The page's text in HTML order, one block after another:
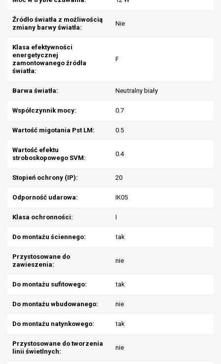
Źródło światła z możliwością
zmiany barwy światła:
Nie
Klasa efektywności
energetycznej
zamontowanego źródła
światła:
F
Barwa światła: Neutralny biały
Współczynnik mocy: 0.7
Wartość migotania Pst LM: 0.5
Wartość efektu
stroboskopowego SVM:
0.4
Stopień ochrony (IP): 20
Odporność udarowa: IK05
Klasa ochronności: I
Do montażu ściennego: tak
Przystosowane do
zawieszenia:
nie
Do montażu sufitowego: tak
Do montażu wbudowanego: nie
Do montażu natynkowego: tak
Przystosowane do tworzenia
linii świetlnych:
nie